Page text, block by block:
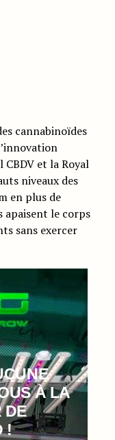
cannabinoïdes
CBDV et la Royal
niveaux des
en plus de
apaisent le corps
sans exercer
À LA
DE
!